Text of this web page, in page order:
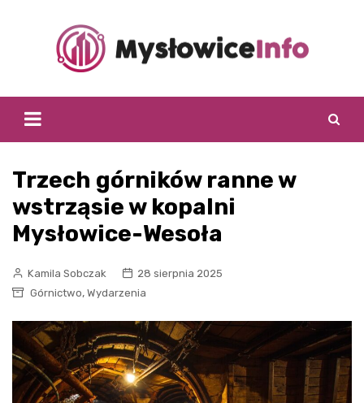
Trzech górników ranne w
wstrząsie w kopalni
Mysłowice-Wesoła
Kamila Sobczak
28 sierpnia 2025
Górnictwo, Wydarzenia